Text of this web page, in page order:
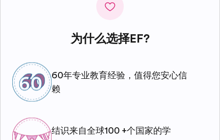
为什么选择EF?
60年专业教育经验，值得您安心信
赖
结识来自全球100 +个国家的学